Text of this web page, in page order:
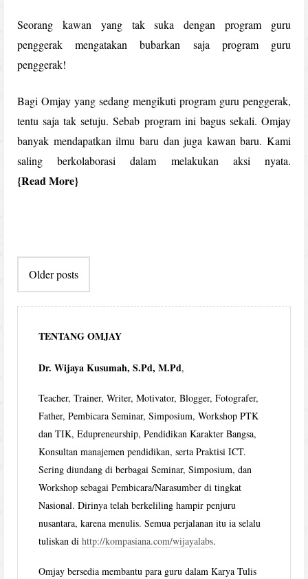
Seorang kawan yang tak suka dengan program guru
penggerak mengatakan bubarkan saja program guru
penggerak!
Bagi Omjay yang sedang mengikuti program guru penggerak,
tentu saja tak setuju. Sebab program ini bagus sekali. Omjay
banyak mendapatkan ilmu baru dan juga kawan baru. Kami
saling berkolaborasi dalam melakukan aksi nyata.
Read More
navigation
Older posts
TENTANG OMJAY
Dr. Wijaya Kusumah, S.Pd, M.Pd,
Teacher, Trainer, Writer, Motivator, Blogger, Fotografer,
Father, Pembicara Seminar, Simposium, Workshop PTK
dan TIK, Edupreneurship, Pendidikan Karakter Bangsa,
Konsultan manajemen pendidikan, serta Praktisi ICT.
Sering diundang di berbagai Seminar, Simposium, dan
Workshop sebagai Pembicara/Narasumber di tingkat
Nasional. Dirinya telah berkeliling hampir penjuru
nusantara, karena menulis. Semua perjalanan itu ia selalu
tuliskan dihttp://kompasiana.com/wijayalabs.
Omjay bersedia membantu para guru dalam Karya Tulis